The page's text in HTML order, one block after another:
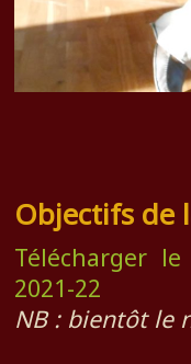
Objectifs de
Télécharger
2021-22
NB : bientôt le